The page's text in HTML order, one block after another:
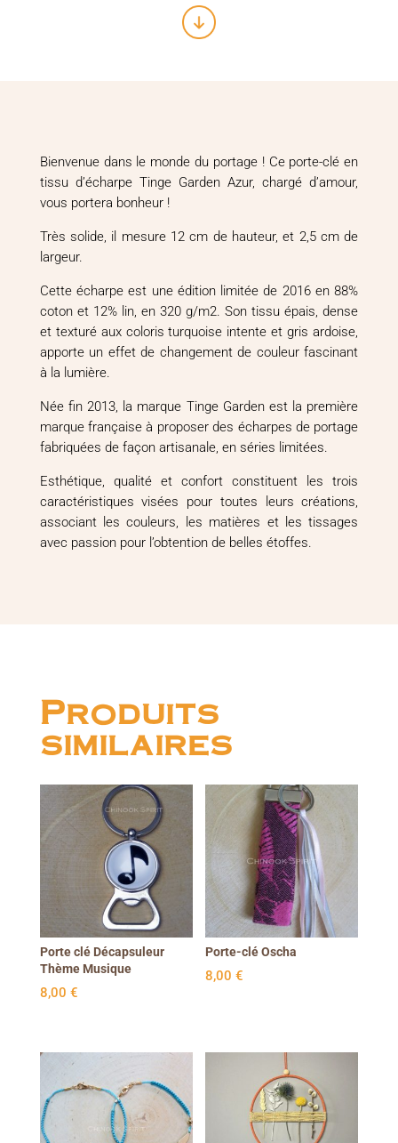
Bienvenue dans le monde du portage ! Ce porte-clé en
tissu d’écharpe Tinge Garden Azur, chargé d’amour,
vous portera bonheur !
Très solide, il mesure 12 cm de hauteur, et 2,5 cm de
largeur.
Cette écharpe est une édition limitée de 2016 en 88%
coton et 12% lin, en 320 g/m2. Son tissu épais, dense
et texturé aux coloris turquoise intente et gris ardoise,
apporte un effet de changement de couleur fascinant
à la lumière.
Née fin 2013, la marque Tinge Garden est la première
marque française à proposer des écharpes de portage
fabriquées de façon artisanale, en séries limitées.
Esthétique, qualité et confort constituent les trois
caractéristiques visées pour toutes leurs créations,
associant les couleurs, les matières et les tissages
avec passion pour l’obtention de belles étoffes.
Produits
similaires
Porte clé Décapsuleur
Thème Musique
8,00 €
Porte-clé Oscha
8,00€